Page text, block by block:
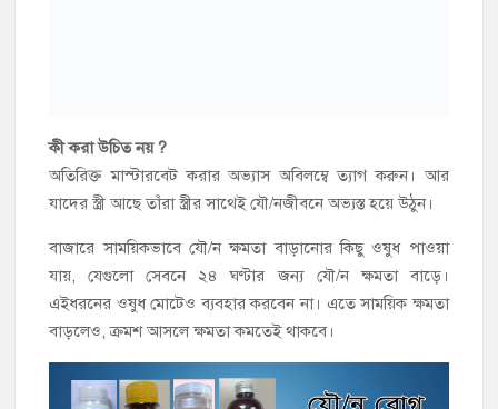
কী করা উচিত নয় ?
অতিরিক্ত মাস্টারবেট করার অভ্যাস অবিলম্বে ত্যাগ করুন। আর
যাদের স্ত্রী আছে তাঁরা স্ত্রীর সাথেই যৌ/নজীবনে অভ্যস্ত হয়ে উঠুন।
বাজারে সাময়িকভাবে যৌ/ন ক্ষমতা বাড়ানোর কিছু ওষুধ পাওয়া
যায়, যেগুলো সেবনে ২৪ ঘণ্টার জন্য যৌ/ন ক্ষমতা বাড়ে।
এইধরনের ওষুধ মোটেও ব্যবহার করবেন না। এতে সাময়িক ক্ষমতা
বাড়লেও, ক্রমশ আসলে ক্ষমতা কমতেই থাকবে।